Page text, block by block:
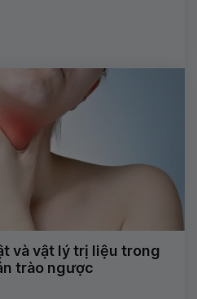
và vật lý trị liệu trong
trào ngược